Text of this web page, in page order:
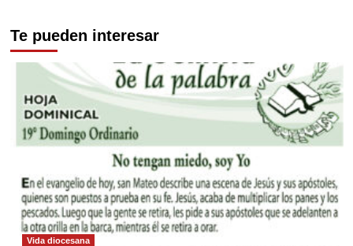
Te pueden interesar
Vida diocesana